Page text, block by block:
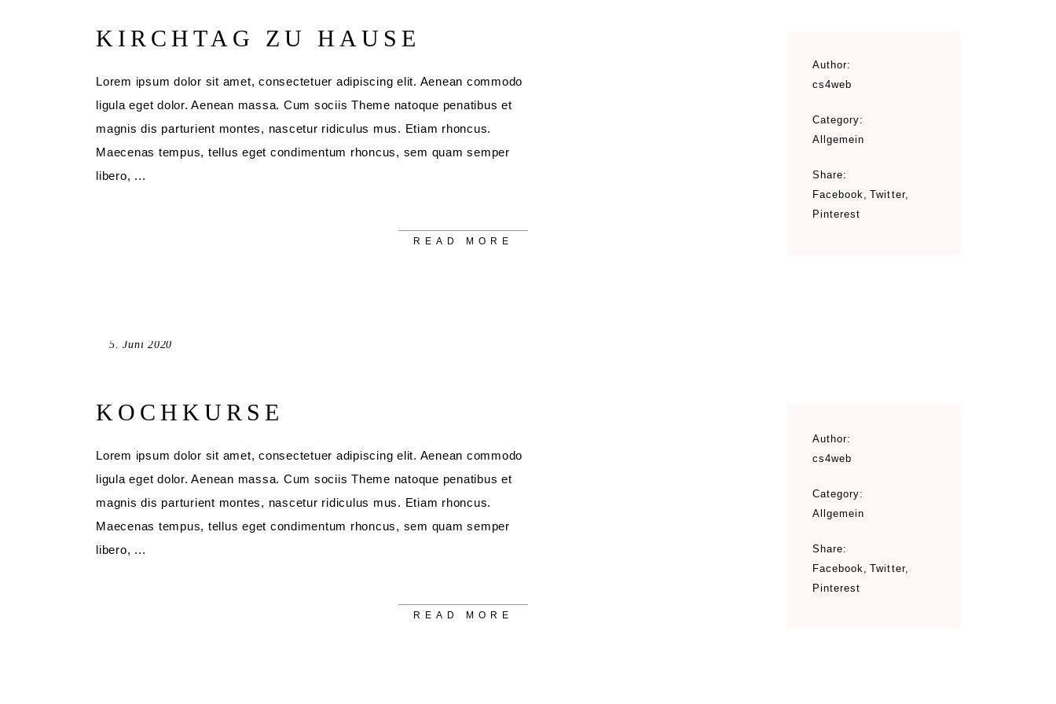
KIRCHTAG ZU HAUSE
Lorem ipsum dolor sit amet, consectetuer adipiscing elit. Aenean commodo
ligula eget dolor. Aenean massa. Cum sociis Theme natoque penatibus et
magnis dis parturient montes, nascetur ridiculus mus. Etiam rhoncus.
Maecenas tempus, tellus eget condimentum rhoncus, sem quam semper
libero,
READ MORE
Author:
cs4web
Category:
Allgemein
Share:
Facebook
Twitter
Pinterest
5. Juni 2020
KOCHKURSE
Lorem ipsum dolor sit amet, consectetuer adipiscing elit. Aenean commodo
ligula eget dolor. Aenean massa. Cum sociis Theme natoque penatibus et
magnis dis parturient montes, nascetur ridiculus mus. Etiam rhoncus.
Maecenas tempus, tellus eget condimentum rhoncus, sem quam semper
libero,
READ MORE
Author:
cs4web
Category:
Allgemein
Share:
Facebook
Twitter
Pinterest